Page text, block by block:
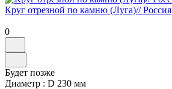
Круг отрезной по камню (Луга)// Россия
0
Будет позже
Диаметр : D 230 мм